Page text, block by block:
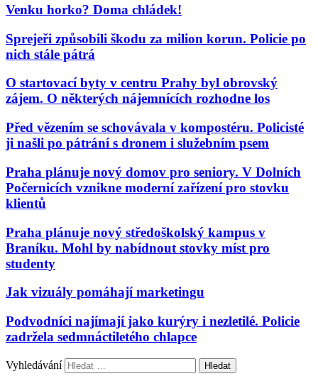
Venku horko? Doma chládek!
Sprejeři způsobili škodu za milion korun. Policie po
nich stále pátrá
O startovací byty v centru Prahy byl obrovský
zájem. O některých nájemnících rozhodne los
Před vězením se schovávala v kompostéru. Policisté
ji našli po pátrání s dronem i služebním psem
Praha plánuje nový domov pro seniory. V Dolních
Počernicích vznikne moderní zařízení pro stovku
klientů
Praha plánuje nový středoškolský kampus v
Braníku. Mohl by nabídnout stovky míst pro
studenty
Jak vizuály pomáhají marketingu
Podvodníci najímají jako kurýry i nezletilé. Policie
zadržela sedmnáctiletého chlapce
Vyhledávání